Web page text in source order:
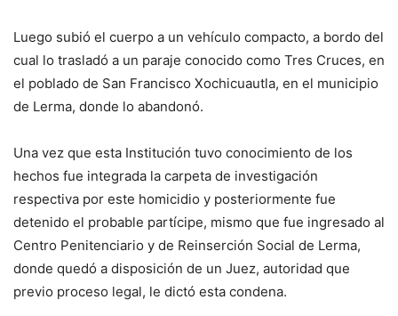
Luego subió el cuerpo a un vehículo compacto, a bordo del
cual lo trasladó a un paraje conocido como Tres Cruces, en
el poblado de San Francisco Xochicuautla, en el municipio
de Lerma, donde lo abandonó.
Una vez que esta Institución tuvo conocimiento de los
hechos fue integrada la carpeta de investigación
respectiva por este homicidio y posteriormente fue
detenido el probable partícipe, mismo que fue ingresado al
Centro Penitenciario y de Reinserción Social de Lerma,
donde quedó a disposición de un Juez, autoridad que
previo proceso legal, le dictó esta condena.